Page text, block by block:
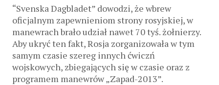
“Svenska Dagbladet” dowodzi, że wbrew
oficjalnym zapewnieniom strony rosyjskiej, w
manewrach brało udział nawet 70 tyś. żołnierzy.
Aby ukryć ten fakt, Rosja zorganizowała w tym
samym czasie szereg innych ćwiczń
wojskowych, zbiegających się w czasie oraz z
programem manewrów „Zapad-2013”.